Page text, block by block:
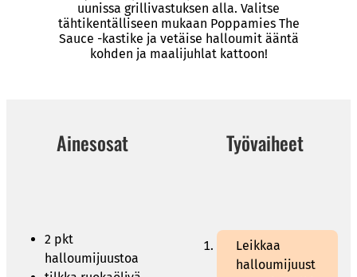
uunissa grillivastuksen alla. Valitse
tähtikentälliseen mukaan Poppamies The
Sauce -kastike ja vetäise halloumit ääntä
kohden ja maalijuhlat kattoon!
Ainesosat Työvaiheet
2 pkt
halloumijuustoa
Leikkaa
halloumijuust